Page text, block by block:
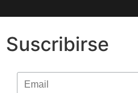
Suscribirse